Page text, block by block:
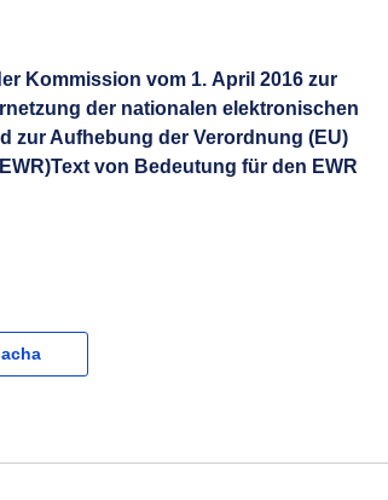
Kommission vom 1. April 2016 zur
der nationalen elektronischen
zur Aufhebung der Verordnung (EU)
von Bedeutung für den EWR